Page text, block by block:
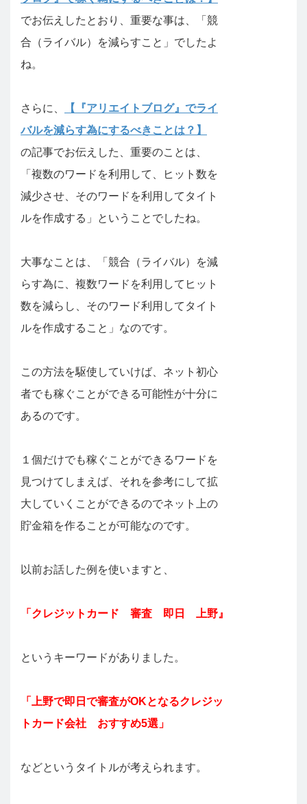
でお伝えしたとおり、重要な事は、「競
合（ライバル）を減らすこと」でしたよ
ね。
さらに、
【『アリエイトブログ』でライ
バルを減らす為にするべきことは？】
の記事でお伝えした、重要のことは、
「複数のワードを利用して、ヒット数を
減少させ、そのワードを利用してタイト
ルを作成する」ということでしたね。
大事なことは、「競合（ライバル）を減
らす為に、複数ワードを利用してヒット
数を減らし、そのワード利用してタイト
ルを作成すること」なのです。
この方法を駆使していけば、ネット初心
者でも稼ぐことができる可能性が十分に
あるのです。
１個だけでも稼ぐことができるワードを
見つけてしまえば、それを参考にして拡
大していくことができるのでネット上の
貯金箱を作ることが可能なのです。
以前お話した例を使いますと、
「クレジットカード 審査 即日 上野』
というキーワードがありました。
「上野で即日で審査がOKとなるクレジッ
トカード会社 おすすめ5選」
などというタイトルが考えられます。